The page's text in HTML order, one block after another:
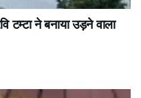
टम्टा ने बनाया उड़ने वाला